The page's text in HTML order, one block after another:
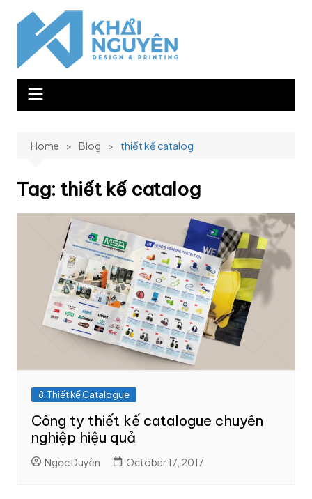
Home Blog thiết kế catalog
Tag: thiết kế catalog
8. Thiết kế Catalogue
Công ty thiết kế catalogue chuyên
nghiệp hiệu quả
Ngọc Duyên October 17, 2017